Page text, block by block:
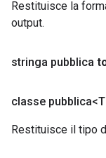
Restituisce la
output.
stringa pubblica
classe
Restituisce il tipo